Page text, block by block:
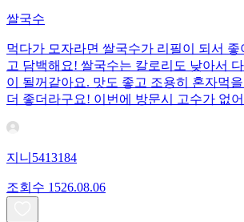
쌀국수
먹다가 모자라면 쌀국수가 리필이 되서
고 담백해요! 쌀국수는 칼로리도 낮아서
이 될꺼같아요. 맛도 좋고 조용히 혼자먹
더 좋더라구요! 이번에 방문시 고수가 없
지니5413184
조회수 1526.08.06